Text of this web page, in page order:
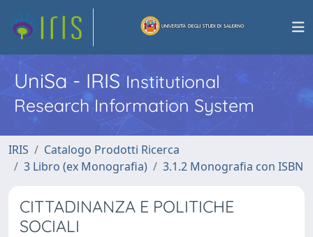
UniSa - IRISInstitutional
Research Information System
IRIS
Catalogo Prodotti Ricerca
3 Libro (ex Monografia)
3.1.2 Monografia con ISBN
CITTADINANZA E POLITICHE
SOCIALI